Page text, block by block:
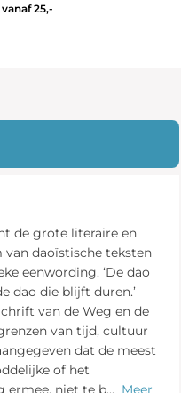
25,-
de grote literaire en
daoïstische teksten
eenwording. ‘De dao
dao die blijft duren.’
van de Weg en de
van tijd, cultuur
dat de meest
of het
ermee, niet te b... Meer